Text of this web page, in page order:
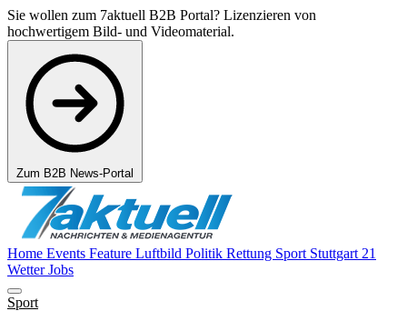
Sie wollen zum 7aktuell B2B Portal? Lizenzieren von
hochwertigem Bild- und Videomaterial.
Zum B2B News-Portal
Home Events Feature Luftbild Politik Rettung Sport Stuttgart 21
WetterJobs
Sport